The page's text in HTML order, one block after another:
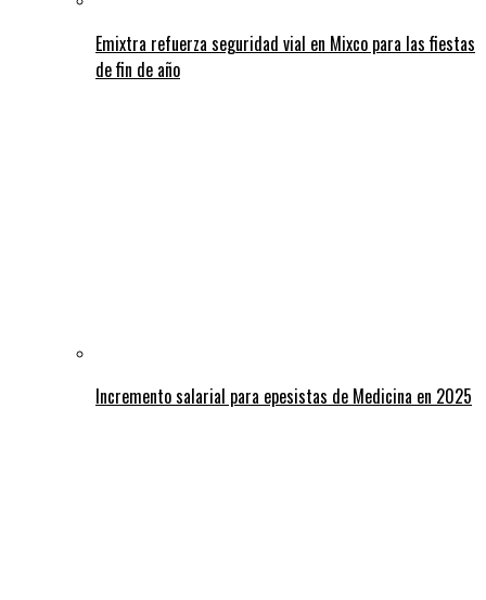
Emixtra refuerza seguridad vial en Mixco para las fiestas
de fin de año
Incremento salarial para epesistas de Medicina en 2025